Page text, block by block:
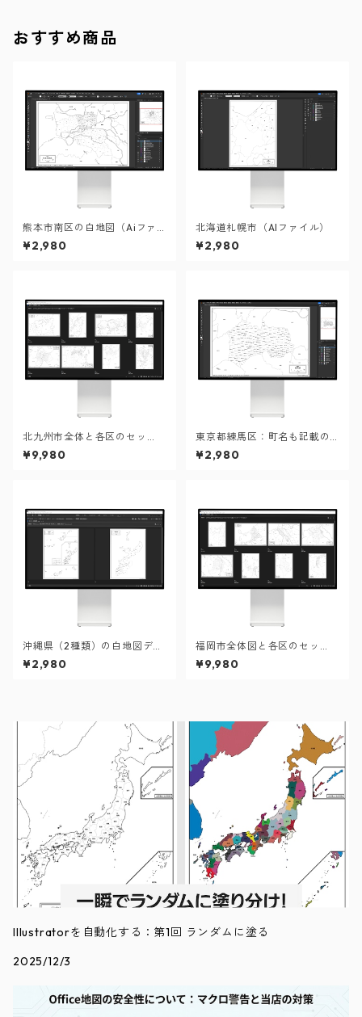
おすすめ商品
熊本市南区の白地図（Aiファ
イル）
¥2,980
北海道札幌市（AIファイル）
¥2,980
北九州市全体と各区のセッ
ト：町名も記載の地図データ
（PDF・Aiファイル）
¥9,980
東京都練馬区：町名も記載の
地図データ（PDF・Aiファイ
ル）
¥2,980
沖縄県（2種類）の白地図デー
タ（AIファイル）
¥2,980
福岡市全体図と各区のセッ
ト：町名も記載の地図データ
（PDF・Aiファイル）
¥9,980
Illustratorを自動化する：第1回 ランダムに塗る
2025/12/3